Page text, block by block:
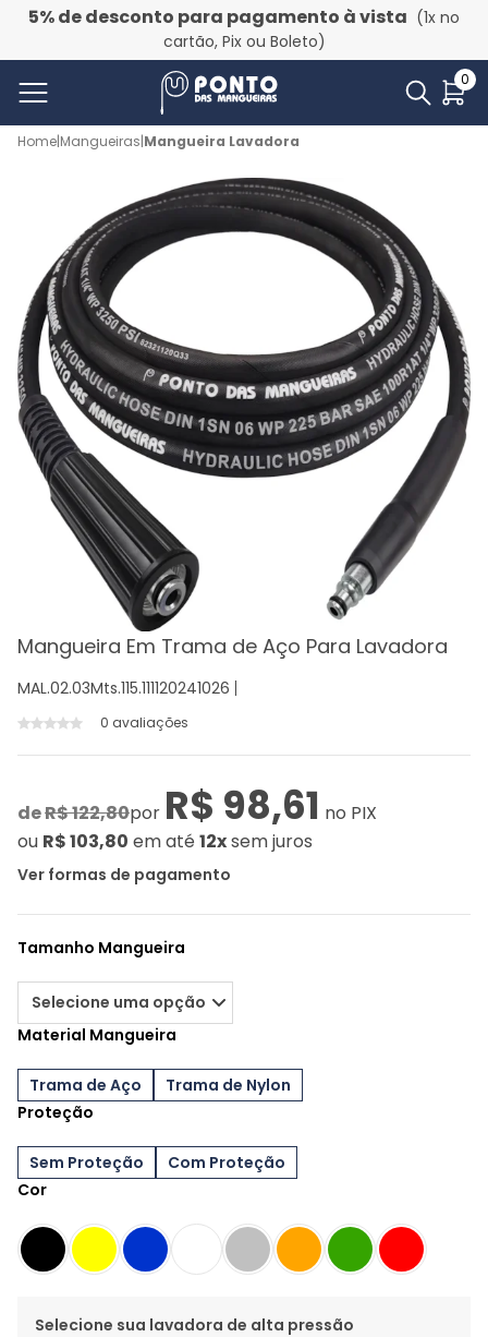
5% de desconto para pagamento à vista (1x no
cartão, Pix ou Boleto)
0
Home|Mangueiras|Mangueira Lavadora
Mangueira Em Trama de Aço Para Lavadora
MAL.02.03Mts.115.111120241026
0 avaliações
deR$ 122,80por R$ 98,61 no PIX
ou R$ 103,80 em até 12xsem juros
Ver formas de pagamento
Tamanho Mangueira
Material Mangueira
Trama de Aço
Trama de Nylon
Proteção
Sem Proteção
Com Proteção
Cor
Selecione sua lavadora de alta pressão